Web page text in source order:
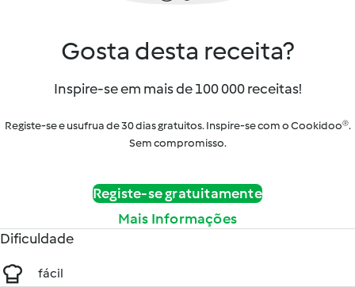
Gosta desta receita?
Inspire-se em mais de 100 000 receitas!
Registe-se e usufrua de 30 dias gratuitos. Inspire-se com o Cookidoo®.
Sem compromisso.
Registe-se gratuitamente
Mais Informações
Dificuldade
fácil